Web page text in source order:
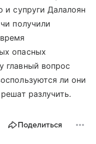
и супруги Далалоян
получили
опасных
главный вопрос
ли они
разлучить.
Поделиться